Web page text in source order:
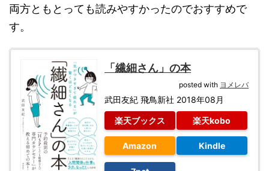
両方ともとっても読みやすかったのでおすすめで
す。
「繊細さん」の本
posted with ヨメレバ
武田友紀 飛鳥新社 2018年08月
楽天ブックス 楽天kobo
Amazon Kindle